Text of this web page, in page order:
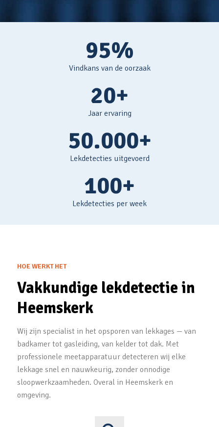
95%
Vindkans van de oorzaak
20+
Jaar ervaring
50.000+
Lekdetecties uitgevoerd
100+
Lekdetecties per week
HOE WERKT HET
Vakkundige lekdetectie in
Heemskerk
Wij zijn specialist in het opsporen van lekkages — van
badkamer tot gasleiding, van kelder tot dak. Met
professionele meetapparatuur detecteren wij elke
lekkage snel en nauwkeurig, zonder onnodige
sloopwerkzaamheden. Overal in Heemskerk en
omgeving.